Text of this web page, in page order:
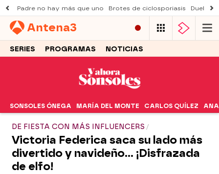
Padre no hay más que uno Brotes de ciclosporiasis Duelo
Antena3
SERIES PROGRAMAS NOTICIAS
SONSOLES ÓNEGA MARÍA DEL MONTE CARLOS QUÍLEZ ANA
DE FIESTA CON MÁS INFLUENCERS
Victoria Federica saca su lado más
divertido y navideño… ¡Disfrazada
de elfo!